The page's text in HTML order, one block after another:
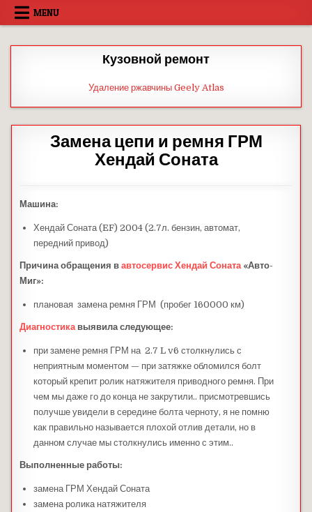
Skip
MENU
Кузовной ремонт
Удаление ржавчины Geely Atlas
Замена цепи и ремня ГРМ
Хендай Соната
Машина:
Хендай Соната (EF) 2004 (2.7л. бензин, автомат,
передний привод)
Причина обращения вавтосервис Хендай Соната «Авто-
Миг»:
плановая замена ремня ГРМ (пробег 160000 км)
Диагностикавыявила следующее:
при замене ремня ГРМ на 2.7 L v6 столкнулись с
неприятным моментом — при затяжке обломился болт
который крепит ролик натяжителя приводного ремня. При
чем мы даже го до конца не закрутили.. присмотревшись
получше увидели в середине болта черноту, я не помню
как правильно называется плохой отлив детали, но в
данном случае мы столкнулись именно с этим..
Выполненные работы:
замена ГРМ Хендай Соната
замена ролика натяжителя